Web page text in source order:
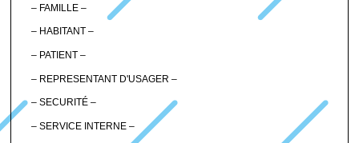
– FAMILLE –
– HABITANT –
– PATIENT –
– REPRESENTANT D'USAGER –
– SECURITÉ –
– SERVICE INTERNE –